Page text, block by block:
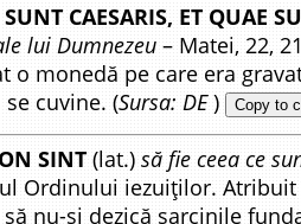
CAESARIS, ET QUAE
lui Dumnezeu – Matei, 22,
o monedă pe care era
cuvine. (Sursa: DE) Copy to
SINT (lat.) să fie ceea ce
Ordinului iezuiților.
nu-și dezică sarcinile